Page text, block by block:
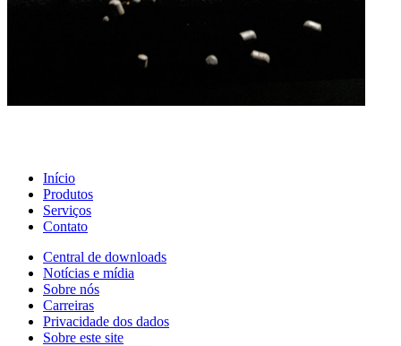
Início
Produtos
Serviços
Contato
Central de downloads
Notícias e mídia
Sobre nós
Carreiras
Privacidade dos dados
Sobre este site